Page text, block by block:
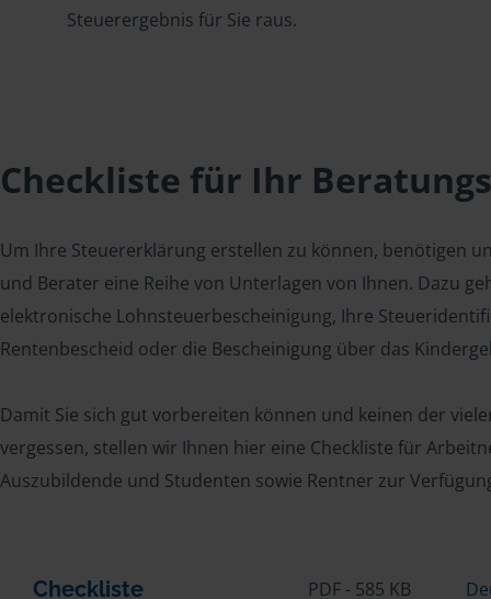
Steuerergebnis für Sie raus.
Checkliste für Ihr
Um Ihre Steuererklärung erstellen zu können, benötigen
und Berater eine Reihe von Unterlagen von Ihnen. Dazu
elektronische Lohnsteuerbescheinigung, Ihre
Rentenbescheid oder die Bescheinigung über das
Damit Sie sich gut vorbereiten können und keinen der
vergessen, stellen wir Ihnen hier eine Checkliste für
Auszubildende und Studenten sowie Rentner zur
Checkliste PDF - 585 KB